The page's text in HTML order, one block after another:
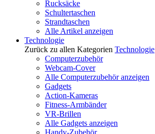
Rucksäcke
Schultertaschen
Strandtaschen
Alle Artikel anzeigen
Technologie
Zurück zu allen Kategorien Technologie
Computerzubehör
Webcam-Cover
Alle Computerzubehör anzeigen
Gadgets
Action-Kameras
Fitness-Armbänder
VR-Brillen
Alle Gadgets anzeigen
Handy-Zubehör